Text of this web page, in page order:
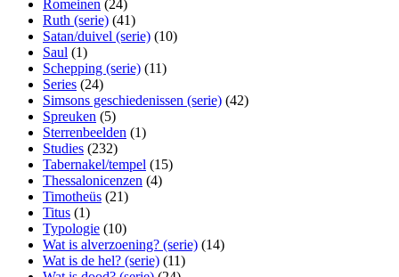
Romeinen (24)
Ruth (serie) (41)
Satan/duivel (serie) (10)
Saul (1)
Schepping (serie) (11)
Series (24)
Simsons geschiedenissen (serie) (42)
Spreuken (5)
Sterrenbeelden (1)
Studies (232)
Tabernakel/tempel (15)
Thessalonicenzen (4)
Timotheüs (21)
Titus (1)
Typologie (10)
Wat is alverzoening? (serie) (14)
Wat is de hel? (serie) (11)